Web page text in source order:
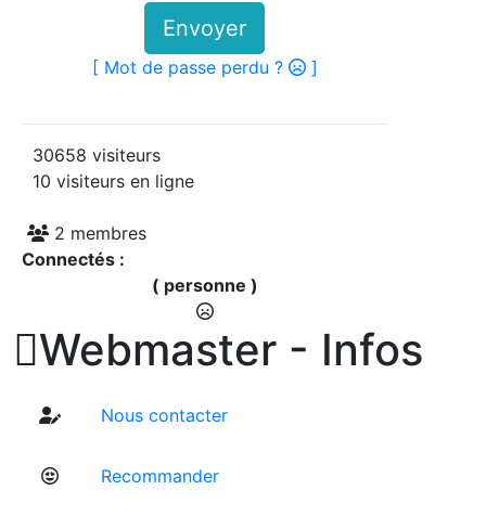
Envoyer
[ Mot de passe perdu ? ]
30658 visiteurs
10 visiteurs en ligne
2 membres
Connectés :
( personne )
Webmaster - Infos
Nous contacter
Recommander